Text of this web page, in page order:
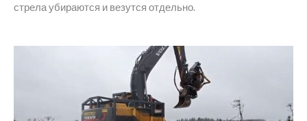
стрела убираются и везутся отдельно.